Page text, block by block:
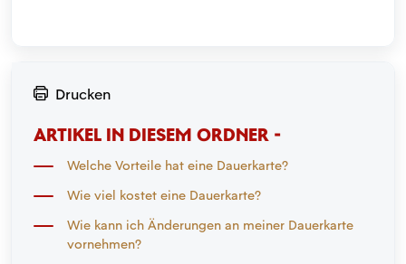
Drucken
ARTIKEL IN DIESEM ORDNER -
Welche Vorteile hat eine Dauerkarte?
Wie viel kostet eine Dauerkarte?
Wie kann ich Änderungen an meiner Dauerkarte
vornehmen?